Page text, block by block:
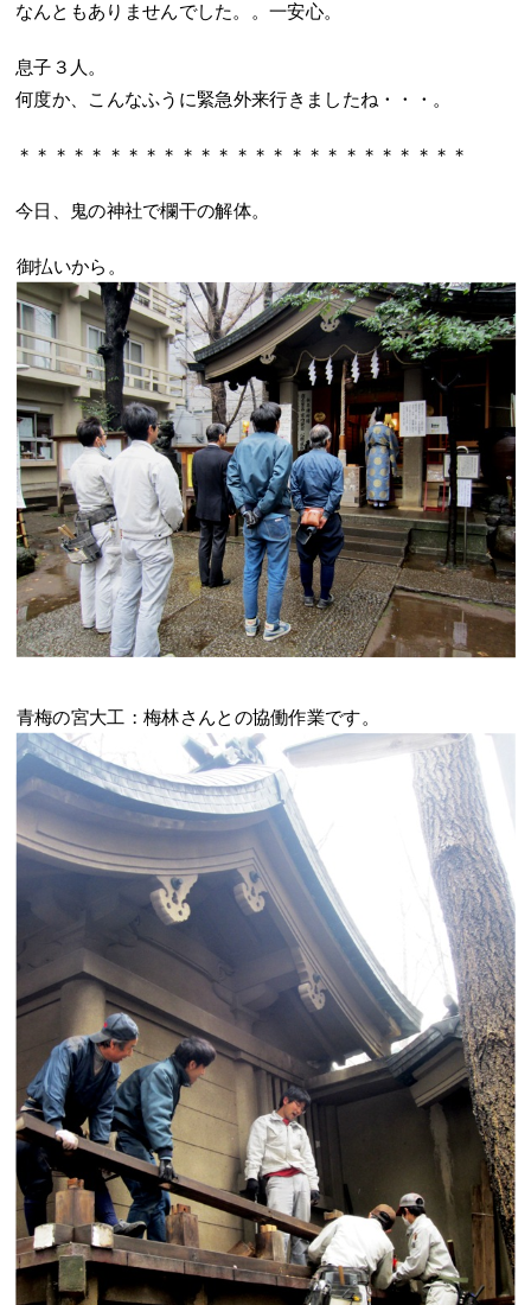
なんともありませんでした。。一安心。
息子３人。
何度か、こんなふうに緊急外来行きましたね・・・。
＊＊＊＊＊＊＊＊＊＊＊＊＊＊＊＊＊＊＊＊＊＊＊＊＊
今日、鬼の神社で欄干の解体。
御払いから。
青梅の宮大工：梅林さんとの協働作業です。